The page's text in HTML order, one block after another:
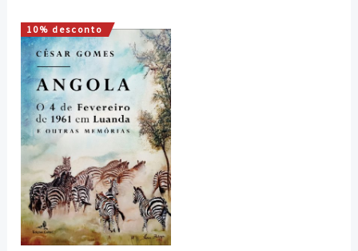
10% desconto
O
preço
original
era:
15,00 €.
O
preço
atual
é:
13,50 €.